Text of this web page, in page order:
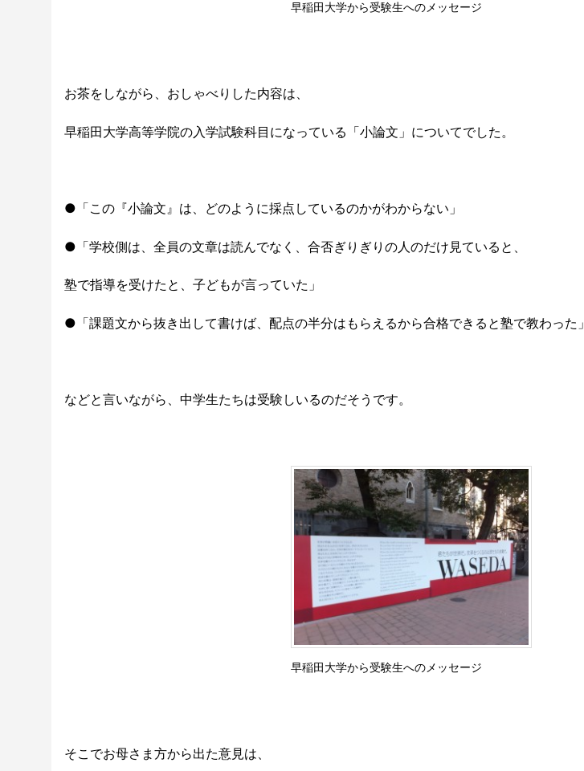
早稲田大学から受験生へのメッセージ
お茶をしながら、おしゃべりした内容は、
早稲田大学高等学院の入学試験科目になっている「小論文」についてでした。
●「この『小論文』は、どのように採点しているのかがわからない」
●「学校側は、全員の文章は読んでなく、合否ぎりぎりの人のだけ見ていると、
塾で指導を受けたと、子どもが言っていた」
●「課題文から抜き出して書けば、配点の半分はもらえるから合格できると塾で教わった」
などと言いながら、中学生たちは受験しいるのだそうです。
早稲田大学から受験生へのメッセージ
そこでお母さま方から出た意見は、